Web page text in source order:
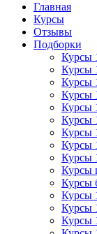
Курсы 1С
Курсы 1СГлавная
Курсы
Отзывы
Подборки
Курсы
Курсы
Курсы
Курсы
Курсы
Курсы
Курсы
Курсы
Курсы
Курсы
Курсы
Курсы
Курсы
Курсы